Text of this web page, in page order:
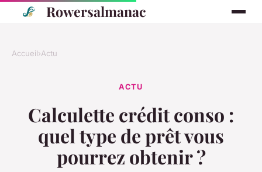
Rowersalmanac
Accueil›Actu
ACTU
Calculette crédit conso :
quel type de prêt vous
pourrez obtenir ?